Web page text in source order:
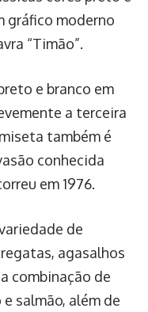
gráfico moderno
“Timão”.
e branco em
a terceira
também é
conhecida
em 1976.
de
agasalhos
combinação de
salmão, além de